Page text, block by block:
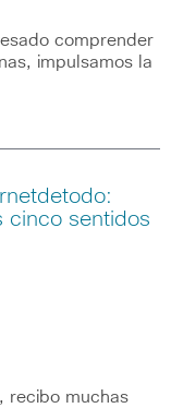
comprender
impulsamos la
cinco sentidos
recibo muchas